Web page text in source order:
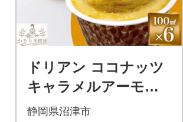
ドリアン ココナッツ
キャラメルアーモン
ドアイスクリーム 10
静岡県沼津市